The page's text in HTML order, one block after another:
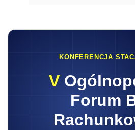
KONFERENCJA
V
Forum